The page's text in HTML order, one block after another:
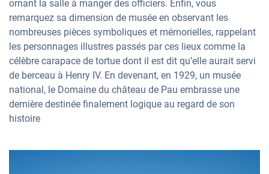
ornant la salle à manger des officiers. Enfin, vous
remarquez sa dimension de musée en observant les
nombreuses pièces symboliques et mémorielles, rappelant
les personnages illustres passés par ces lieux comme la
célèbre carapace de tortue dont il est dit qu’elle aurait servi
de berceau à Henry IV. En devenant, en 1929, un musée
national, le Domaine du château de Pau embrasse une
dernière destinée finalement logique au regard de son
histoire